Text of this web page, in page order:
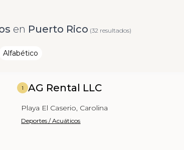
en Puerto Rico (32 resultados)
Alfabético
1 AG Rental LLC
Playa El Caserio, Carolina
Deportes / Acuáticos